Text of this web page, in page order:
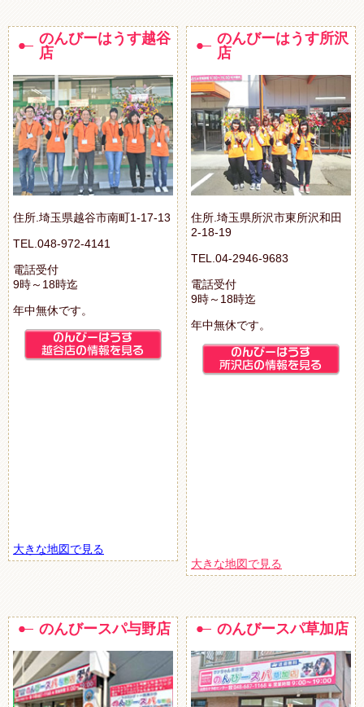
のんびーはうす越谷
店
住所.埼玉県越谷市南町1-17-13
TEL.048-972-4141
電話受付
9時～18時迄
年中無休です。
大きな地図で見る
のんびーはうす所沢
店
住所.埼玉県所沢市東所沢和田
2-18-19
TEL.04-2946-9683
電話受付
9時～18時迄
年中無休です。
大きな地図で見る
のんびースパ与野店 のんびースパ草加店